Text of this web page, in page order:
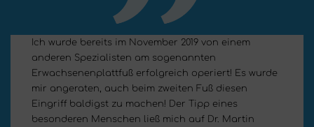
Ich wurde bereits im November 2019 von einem
anderen Spezialisten am sogenannten
Erwachsenenplattfuß erfolgreich operiert! Es wurde
mir angeraten, auch beim zweiten Fuß diesen
Eingriff baldigst zu machen! Der Tipp eines
besonderen Menschen ließ mich auf Dr. Martin